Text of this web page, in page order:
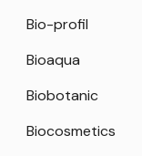
Bio-profil
Bioaqua
Biobotanic
Biocosmetics